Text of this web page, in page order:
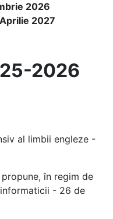
2026
2027
2026
al limbii engleze -
în regim de
- 26 de